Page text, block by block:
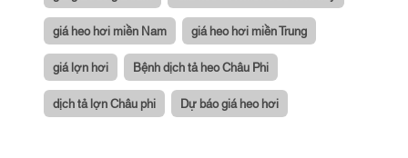
giá heo hơi miền Nam giá heo hơi miền Trung
giá lợn hơi Bệnh dịch tả heo Châu Phi
dịch tả lợn Châu phi Dự báo giá heo hơi